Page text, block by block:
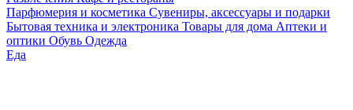
Парфюмерия и косметика Сувениры, аксессуары и подарки
Бытовая техника и электроника Товары для дома Аптеки и
оптики Обувь Одежда
Еда